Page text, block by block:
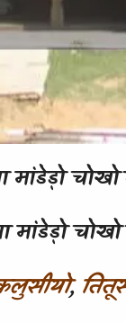
मांडेड़ो
मांडेड़ो
,